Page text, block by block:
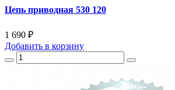
Цепь приводная 530 120
1 690 ₽
Добавить в корзину